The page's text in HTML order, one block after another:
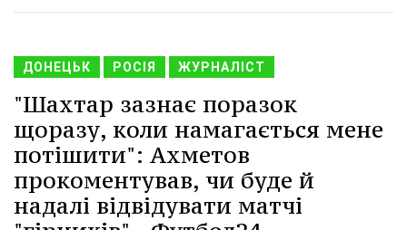
ДОНЕЦЬК РОСІЯ ЖУРНАЛІСТ
"Шахтар зазнає поразок
щоразу, коли намагається мене
потішити": Ахметов
прокоментував, чи буде й
надалі відвідувати матчі